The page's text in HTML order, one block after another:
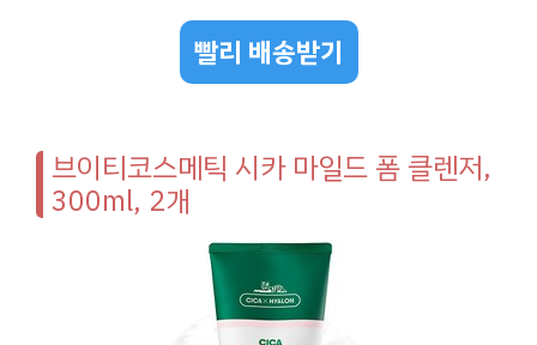
빨리 배송받기
브이티코스메틱 시카 마일드 폼 클렌저,
300ml, 2개